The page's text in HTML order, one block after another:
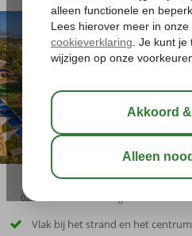
02:30
Vlak bij het strand en het centrum